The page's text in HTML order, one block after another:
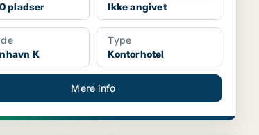
pladser
Ikke angivet
K
Type
Kontorhotel
Mere info